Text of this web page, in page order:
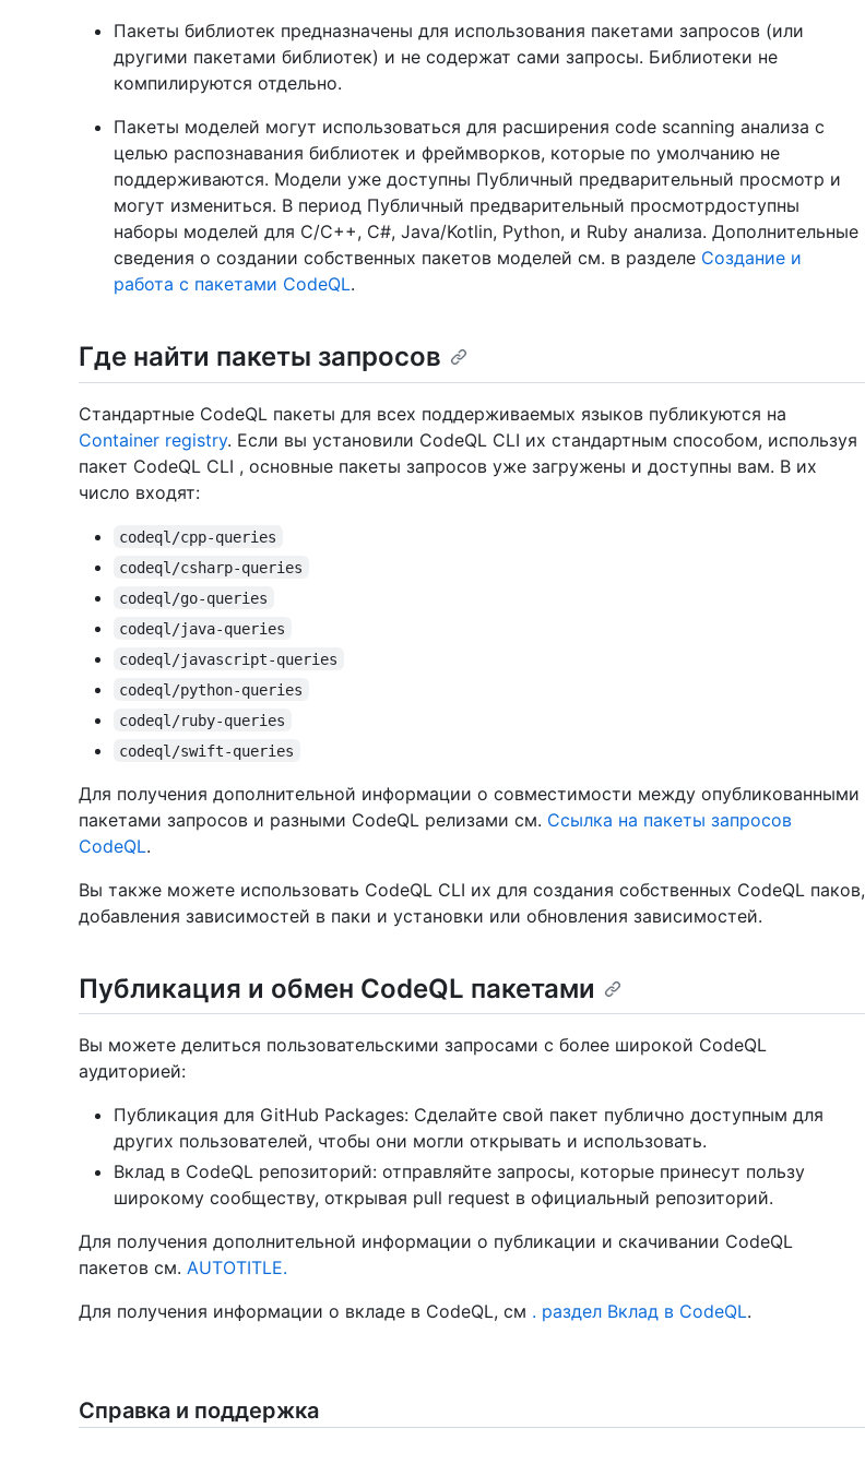
Пакеты библиотек предназначены для использования пакетами запросов (или
другими пакетами библиотек) и не содержат сами запросы. Библиотеки не
компилируются отдельно.
Пакеты моделей могут использоваться для расширения code scanning анализа с
целью распознавания библиотек и фреймворков, которые по умолчанию не
поддерживаются. Модели уже доступны Публичный предварительный просмотр и
могут измениться. В период Публичный предварительный просмотрдоступны
наборы моделей для C/C++, C#, Java/Kotlin, Python, и Ruby анализа. Дополнительные
сведения о создании собственных пакетов моделей см. в разделе Создание и
работа с пакетами CodeQL.
Где найти пакеты запросов
Стандартные CodeQL пакеты для всех поддерживаемых языков публикуются на
Container registry. Если вы установили CodeQL CLI их стандартным способом, используя
пакет CodeQL CLI , основные пакеты запросов уже загружены и доступны вам. В их
число входят:
codeql/cpp-queries
codeql/csharp-queries
codeql/go-queries
codeql/java-queries
codeql/javascript-queries
codeql/python-queries
codeql/ruby-queries
codeql/swift-queries
Для получения дополнительной информации о совместимости между опубликованными
пакетами запросов и разными CodeQL релизами см. Ссылка на пакеты запросов
CodeQL.
Вы также можете использовать CodeQL CLI их для создания собственных CodeQL паков,
добавления зависимостей в паки и установки или обновления зависимостей.
Публикация и обмен CodeQL пакетами
Вы можете делиться пользовательскими запросами с более широкой CodeQL
аудиторией:
Публикация для GitHub Packages: Сделайте свой пакет публично доступным для
других пользователей, чтобы они могли открывать и использовать.
Вклад в CodeQL репозиторий: отправляйте запросы, которые принесут пользу
широкому сообществу, открывая pull request в официальный репозиторий.
Для получения дополнительной информации о публикации и скачивании CodeQL
пакетов см. AUTOTITLE.
Для получения информации о вкладе в CodeQL, см . раздел Вклад в CodeQL.
Справка и поддержка